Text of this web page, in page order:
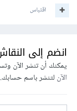
اقتباس
انضم إلى
يمكنك أن تنشر الآن
الآنلتنشر باسم حسابك.